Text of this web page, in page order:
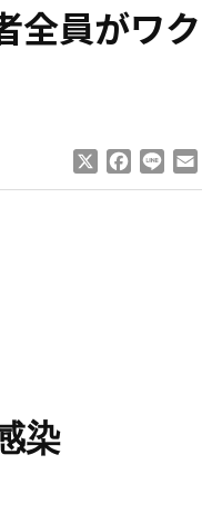
全員がワク
Facebook
Line
染